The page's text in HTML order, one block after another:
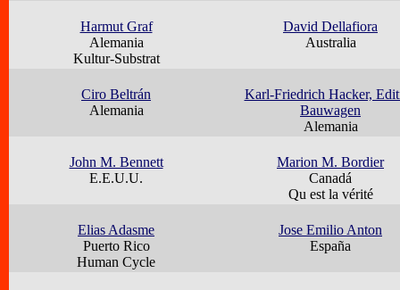
Harmut Graf
Alemania
Kultur-Substrat
David Dellafiora
Australia
Ciro Beltrán
Alemania
Karl-Friedrich Hacker,
Bauwagen
Alemania
John M. Bennett
E.E.U.U.
Marion M. Bordier
Canadá
Qu est la vérité
Elias Adasme
Puerto Rico
Human Cycle
Jose Emilio Anton
España